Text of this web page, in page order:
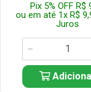
Pix 5% OFF R$
ou em até 1x R$
Juros